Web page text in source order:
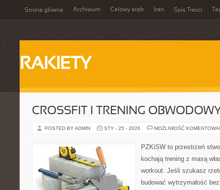
Strona główna Archiwum Celowy atak Iran Spis Treści
RAKIETY
CROSSFIT I TRENING
POSTED BY ADMIN STY - 25 - 2026 MOŻLIWOŚĆ
PZKiSW to przestrzeń
kochają trening z masą
workout. Jeśli szukasz
budować wytrzymałość